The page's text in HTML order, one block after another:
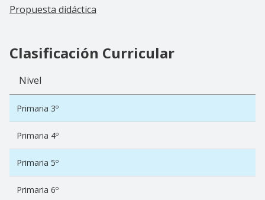
Propuesta didáctica
Clasificación Curricular
Nivel
Primaria 3º
Primaria 4º
Primaria 5º
Primaria 6º